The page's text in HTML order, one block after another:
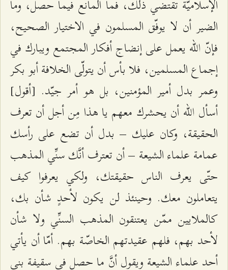
الإسلاميّة تقتضي ذلك، فما المانع فيما حصل، وما
الضير أن لا يوفّق المسلمون في الاختيار الصحيح،
فإنّ الله يعمل على إنضاج أفكار المجتمع ويبارك في
إجماع المسلمين، فلا بأس أن يتولّى الخلافة أبو بكر
وعمر بدل أمير المؤمنين، بل هو أمر جيّد. [أقول]
أسأل الله أن يحشرك معهم يا هذا مِن أجل أن تعرف
الحقيقة، وكان عليك – بدل أن تضع على رأسك
عمامة علماء الشيعة – أن تعترف أنَّك سنِّي المذهب
حتّى يعرف الناس حقيقتك، ولكي يعرفوا كيف
يتعاملون معك. وحينئذ لن يكون لأحدٍ شأن بك،
كالملايين ممّن يعتنقون المذهب السنِّي ولا شأن
لأحد بهم، فلهم عقيدتهم الخاصّة بهم. أمّا أن يأتي
أحد علماء الشيعة ويقول أنَّ ما حصل في سقيفة بني